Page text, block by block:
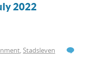
2022
, Stadsleven